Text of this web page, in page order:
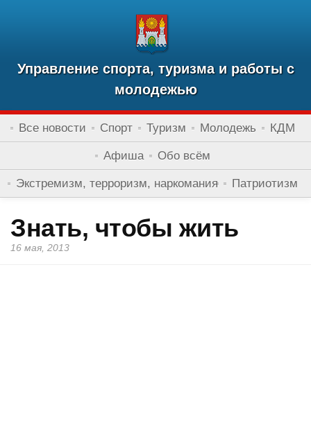
Управление спорта, туризма и работы с
молодежью
Все новости Спорт Туризм Молодежь КДМ
Афиша Обо всём
Экстремизм, терроризм, наркомания Патриотизм
Знать, чтобы жить
16 мая, 2013